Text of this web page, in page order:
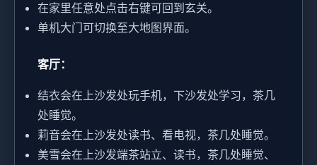
在家里任意处点击右键可回到玄关。
单机大门可切换至大地图界面。
客厅：
结衣会在上沙发处玩手机，下沙发处学习，茶几
处睡觉。
莉音会在上沙发处读书、看电视，茶几处睡觉。
美雪会在上沙发端茶站立、读书，茶几处睡觉、